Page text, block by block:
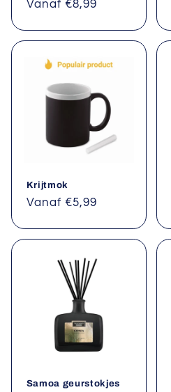
Normale
Vanaf €8,99
Krijtmok
Normale
Vanaf €5,99
Samoa geurstokjes